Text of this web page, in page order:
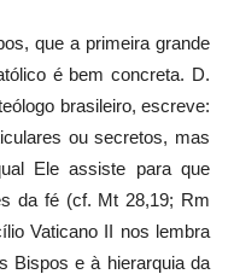
que a primeira grande
é bem concreta. D.
brasileiro, escreve:
ou secretos, mas
Ele assiste para que
da fé (cf. Mt 28,19; Rm
Vaticano II nos lembra
Bispos e à hierarquia da